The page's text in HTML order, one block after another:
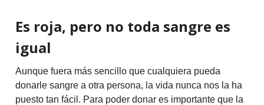
Es roja, pero no toda sangre es
igual
Aunque fuera más sencillo que cualquiera pueda
donarle sangre a otra persona, la vida nunca nos la ha
puesto tan fácil. Para poder donar es importante que la